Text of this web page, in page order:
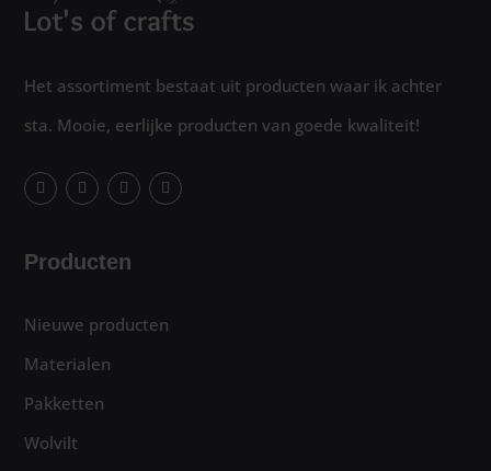
Het assortiment bestaat uit producten waar ik achter
sta. Mooie, eerlijke producten van goede kwaliteit!
Producten
Nieuwe producten
Materialen
Pakketten
Wolvilt